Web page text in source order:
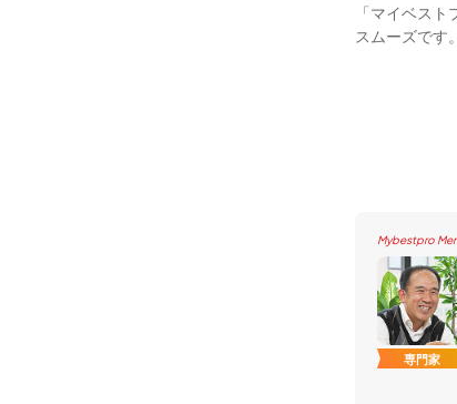
「マイベス
スムーズです。
Mybestpro
専門家